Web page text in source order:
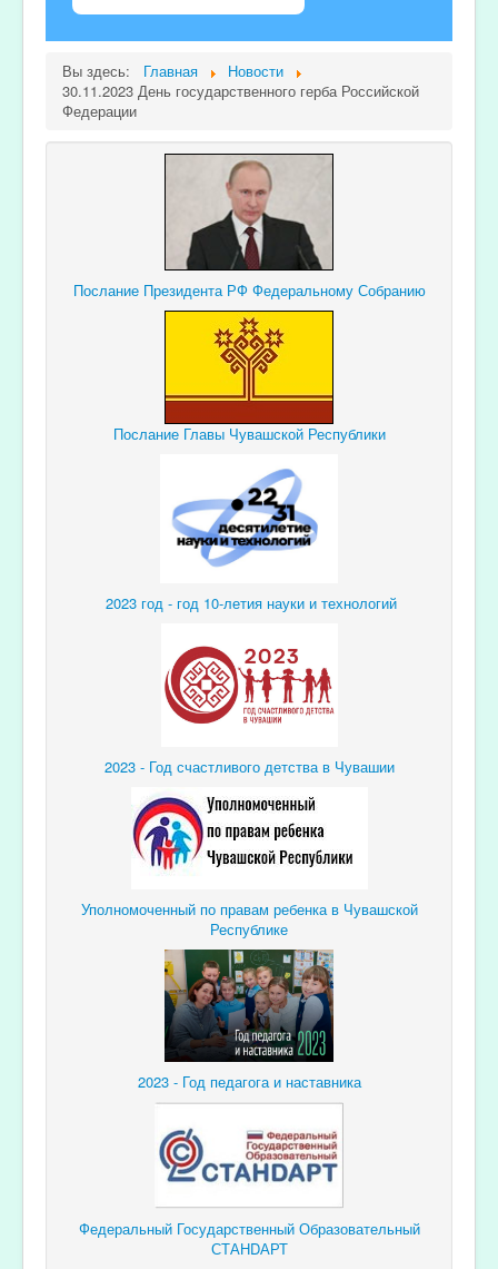
Вы здесь: Главная
Новости
30.11.2023 День государственного герба Российской
Федерации
Послание Президента РФ Федеральному Собранию
Послание Главы Чувашской Республики
2023 год - год 10-летия науки и технологий
2023 - Год счастливого детства в Чувашии
Уполномоченный по правам ребенка в Чувашской
Республике
2023 - Год педагога и наставника
Федеральный Государственный Образовательный
СТАНDАРТ